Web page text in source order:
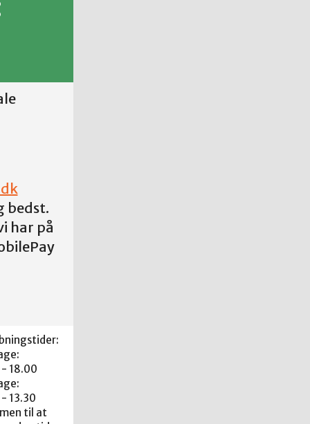
bedst.
har på
18.00
13.30
til at